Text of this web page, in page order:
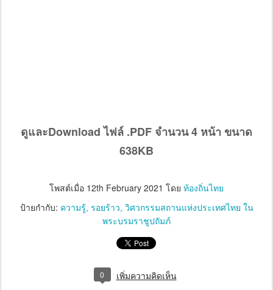
ดูและDownload ไฟล์ .PDF จำนวน 4 หน้า ขนาด
638KB
โพสต์เมื่อ 12th February 2021 โดย ท้องถิ่นไทย
ป้ายกำกับ: ความรู้ รอยร้าว วิศวกรรมสถานแห่งประเทศไทย ใน
พระบรมราชูปถัมภ์
0 เพิ่มความคิดเห็น